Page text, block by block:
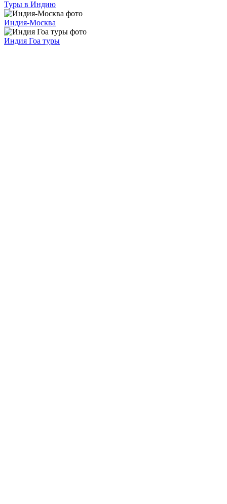
Туры в Индию
Индия-Москва
Индия Гоа туры